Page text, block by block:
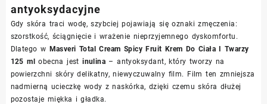
antyoksydacyjne
Gdy skóra traci wodę, szybciej pojawiają się oznaki zmęczenia:
szorstkość, ściągnięcie i wrażenie nieprzyjemnego dyskomfortu.
Dlatego w Masveri Total Cream Spicy Fruit Krem Do Ciała I Twarzy
125 mlobecna jestinulina – antyoksydant, który tworzy na
powierzchni skóry delikatny, niewyczuwalny film. Film ten zmniejsza
nadmierną ucieczkę wody z naskórka, dzięki czemu skóra dłużej
pozostaje miękka i gładka.